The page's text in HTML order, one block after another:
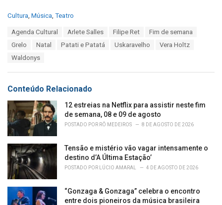
C
e
:
Cultura Música Teatro
Agenda Cultural Arlete Salles Filipe Ret
Fim de semana
Grelo
Natal Patati e Patatá Uskaravelho
Vera Holtz
Waldonys
Conteúdo Relacionado
12 estreias na Netflix para assistir neste fim
de semana, 08 e 09 de agosto
POSTADO POR RÔ MEDEIROS 8 DE AGOSTO DE 2026
Tensão e mistério vão vagar intensamente o
destino d’A Última Estação’
POSTADO POR LÚCIO AMARAL 4 DE AGOSTO DE 2026
“Gonzaga & Gonzaga” celebra o encontro
entre dois pioneiros da música brasileira